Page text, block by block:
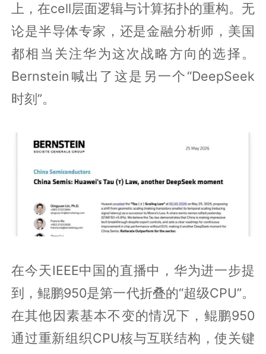
上，在cell层面逻辑与计算拓扑的重构。无
论是半导体专家，还是金融分析师，美国
都相当关注华为这次战略方向的选择。
Bernstein喊出了这是另一个“DeepSeek
时刻”。
在今天IEEE中国的直播中，华为进一步提
到，鲲鹏950是第一代折叠的“超级CPU”。
在其他因素基本不变的情况下，鲲鹏950
通过重新组织CPU核与互联结构，使关键